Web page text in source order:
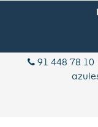
91 448 78 10